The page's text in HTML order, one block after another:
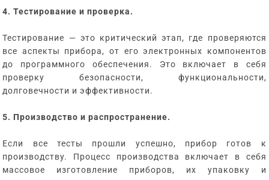
4. Тестирование и проверка.
Тестирование — это критический этап, где проверяются
все аспекты прибора, от его электронных компонентов
до программного обеспечения. Это включает в себя
проверку безопасности, функциональности,
долговечности и эффективности.
5. Производство и распространение.
Если все тесты прошли успешно, прибор готов к
производству. Процесс производства включает в себя
массовое изготовление приборов, их упаковку и